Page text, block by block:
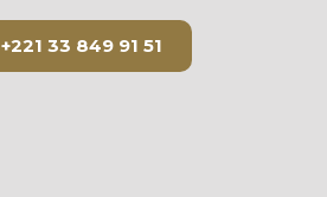
+221 33 849 91 51